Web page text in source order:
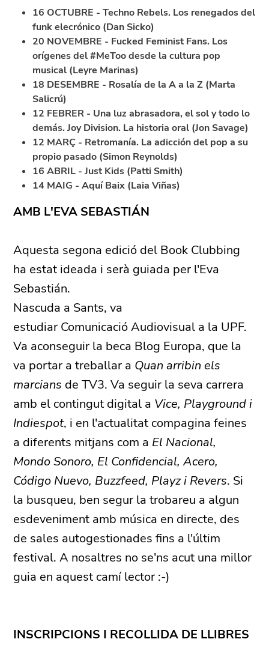
16 OCTUBRE - Techno Rebels. Los renegados del
funk elecrónico (Dan Sicko)
20 NOVEMBRE - Fucked Feminist Fans. Los
orígenes del #MeToo desde la cultura pop
musical (Leyre Marinas)
18 DESEMBRE - Rosalía de la A a la Z (Marta
Salicrú)
12 FEBRER - Una luz abrasadora, el sol y todo lo
demás. Joy Division. La historia oral (Jon Savage)
12 MARÇ - Retromanía. La adicción del pop a su
propio pasado (Simon Reynolds)
16 ABRIL - Just Kids (Patti Smith)
14 MAIG - Aquí Baix (Laia Viñas)
AMB L'EVA SEBASTIÁN
Aquesta segona edició del Book Clubbing
ha estat ideada i serà guiada per l'Eva
Sebastián.
Nascuda a Sants, va
estudiar Comunicació Audiovisual a la UPF.
Va aconseguir la beca Blog Europa, que la
va portar a treballar a Quan arribin els
marcians de TV3. Va seguir la seva carrera
amb el contingut digital a Vice, Playground i
Indiespot, i en l'actualitat compagina feines
a diferents mitjans com a El Nacional,
Mondo Sonoro, El Confidencial, Acero,
Código Nuevo, Buzzfeed, Playz i Revers. Si
la busqueu, ben segur la trobareu a algun
esdeveniment amb música en directe, des
de sales autogestionades fins a l'últim
festival. A nosaltres no se'ns acut una millor
guia en aquest camí lector :-)
INSCRIPCIONS I RECOLLIDA DE LLIBRES